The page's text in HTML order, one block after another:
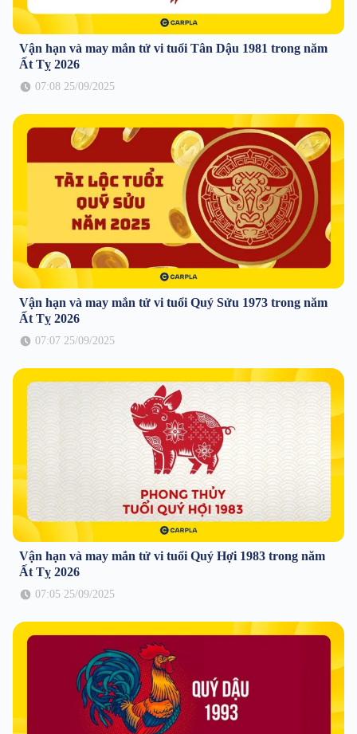
Vận hạn và may mắn tử vi tuổi Tân Dậu 1981 trong năm
Ất Tỵ 2026
07:08 25/09/2025
Vận hạn và may mắn tử vi tuổi Quý Sửu 1973 trong năm
Ất Tỵ 2026
07:07 25/09/2025
Vận hạn và may mắn tử vi tuổi Quý Hợi 1983 trong năm
Ất Tỵ 2026
07:05 25/09/2025